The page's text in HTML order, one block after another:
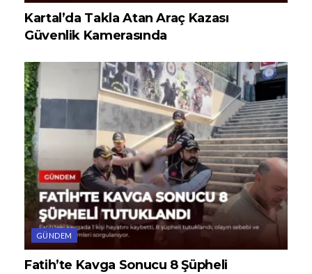
Kartal’da Takla Atan Araç Kazası
Güvenlik Kamerasında
GÜNDEM
Fatih’te Kavga Sonucu 8 Şüpheli